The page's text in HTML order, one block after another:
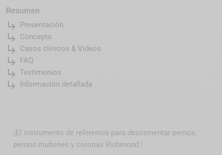
Resumen
subdirectory_arrow_right Presentación
subdirectory_arrow_right Concepto
subdirectory_arrow_right Casos clínicos & Videos
subdirectory_arrow_right FAQ
subdirectory_arrow_right Testimonios
subdirectory_arrow_right Información detallada
¡El instrumento de referencia para descementar pernos,
pernos muñones y coronas Richmond !